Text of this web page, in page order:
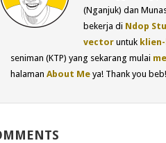
(Nganjuk) dan
bekerja di Ndop
vectoruntuk
seniman (KTP) yang sekarang mulai
halaman About Meya! Thank you beb!